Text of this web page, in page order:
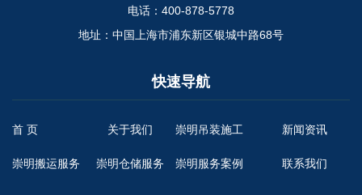
电话：400-878-5778
地址：中国上海市浦东新区银城中路68号
快速导航
首 页 关于我们 崇明吊装施工 新闻资讯
崇明搬运服务 崇明仓储服务 崇明服务案例 联系我们